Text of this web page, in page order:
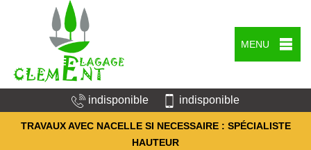
MENU
indisponible indisponible
TRAVAUX AVEC NACELLE SI NECESSAIRE : SPÉCIALISTE
HAUTEUR